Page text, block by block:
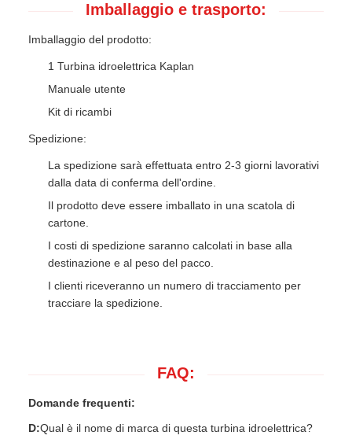
Imballaggio e trasporto:
Imballaggio del prodotto:
1 Turbina idroelettrica Kaplan
Manuale utente
Kit di ricambi
Spedizione:
La spedizione sarà effettuata entro 2-3 giorni lavorativi
dalla data di conferma dell'ordine.
Il prodotto deve essere imballato in una scatola di
cartone.
I costi di spedizione saranno calcolati in base alla
destinazione e al peso del pacco.
I clienti riceveranno un numero di tracciamento per
tracciare la spedizione.
FAQ:
Domande frequenti:
D:Qual è il nome di marca di questa turbina idroelettrica?